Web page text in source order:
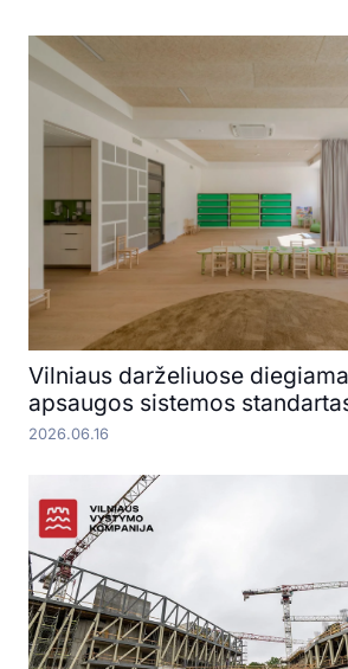
Vilniaus darželiuose
apsaugos sistemos
2026.06.16